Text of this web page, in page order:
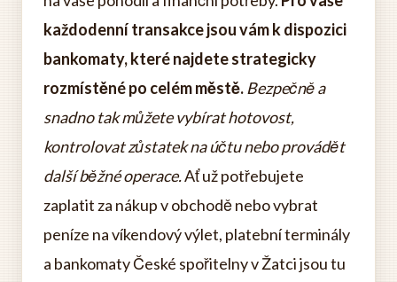
každodenní transakce jsou vám k dispozici
bankomaty, které najdete strategicky
rozmístěné po celém městě. Bezpečně a
snadno tak můžete vybírat hotovost,
kontrolovat zůstatek na účtu nebo provádět
další běžné operace.Ať už potřebujete
zaplatit za nákup v obchodě nebo vybrat
peníze na víkendový výlet, platební terminály
a bankomaty České spořitelny v Žatci jsou tu